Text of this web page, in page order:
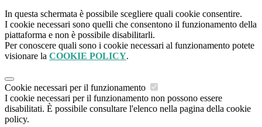
In questa schermata è possibile scegliere quali cookie consentire.
I cookie necessari sono quelli che consentono il funzionamento della
piattaforma e non è possibile disabilitarli.
Per conoscere quali sono i cookie necessari al funzionamento potete
visionare la COOKIE POLICY.
Cookie necessari per il funzionamento
I cookie necessari per il funzionamento non possono essere
disabilitati. È possibile consultare l'elenco nella pagina della cookie
policy.